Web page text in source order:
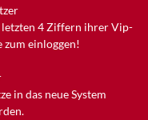
4 Ziffern ihrer Vip-
zum einloggen!
in das neue System